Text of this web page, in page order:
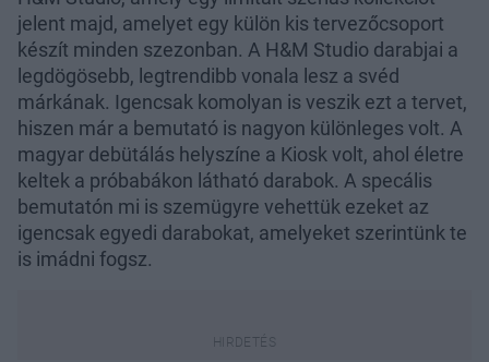
jelent majd, amelyet egy külön kis tervezőcsoport
készít minden szezonban. A H&M Studio darabjai a
legdögösebb, legtrendibb vonala lesz a svéd
márkának. Igencsak komolyan is veszik ezt a tervet,
hiszen már a bemutató is nagyon különleges volt. A
magyar debütálás helyszíne a Kiosk volt, ahol életre
keltek a próbabákon látható darabok. A specális
bemutatón mi is szemügyre vehettük ezeket az
igencsak egyedi darabokat, amelyeket szerintünk te
is imádni fogsz.